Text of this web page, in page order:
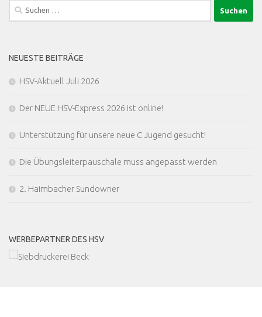
Suchen
nach:
NEUESTE BEITRÄGE
HSV-Aktuell Juli 2026
Der NEUE HSV-Express 2026 ist online!
Unterstützung für unsere neue C Jugend gesucht!
Die Übungsleiterpauschale muss angepasst werden
2. Haimbacher Sundowner
WERBEPARTNER DES HSV